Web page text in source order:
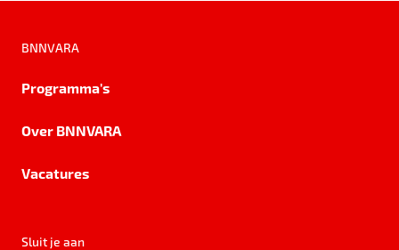
BNNVARA
Programma's
Over BNNVARA
Vacatures
Sluit je aan